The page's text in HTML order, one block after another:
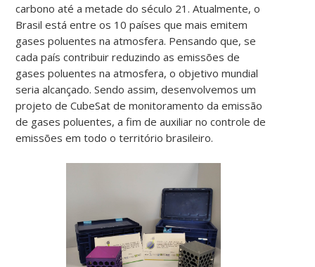
carbono até a metade do século 21. Atualmente, o
Brasil está entre os 10 países que mais emitem
gases poluentes na atmosfera. Pensando que, se
cada país contribuir reduzindo as emissões de
gases poluentes na atmosfera, o objetivo mundial
seria alcançado. Sendo assim, desenvolvemos um
projeto de CubeSat de monitoramento da emissão
de gases poluentes, a fim de auxiliar no controle de
emissões em todo o território brasileiro.